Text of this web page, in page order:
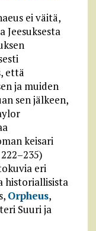
ei väitä,
että
ja muiden
sen jälkeen,
keisari
eri
historiallisista
Orpheus,
Suuri ja